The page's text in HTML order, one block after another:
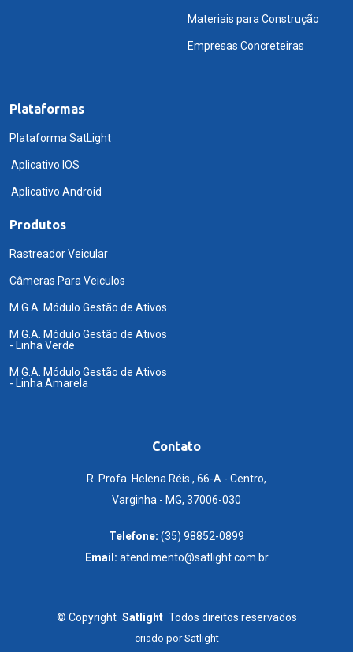
Materiais para Construção
Empresas Concreteiras
Plataformas
Plataforma SatLight
Aplicativo IOS
Aplicativo Android
Produtos
Rastreador Veicular
Câmeras Para Veiculos
M.G.A. Módulo Gestão de Ativos
M.G.A. Módulo Gestão de Ativos
- Linha Verde
M.G.A. Módulo Gestão de Ativos
- Linha Amarela
Contato
R. Profa. Helena Réis , 66-A - Centro,
Varginha - MG, 37006-030
Telefone: (35) 98852-0899
Email: atendimento@satlight.com.br
© Copyright Satlight Todos direitos reservados
criado porSatlight